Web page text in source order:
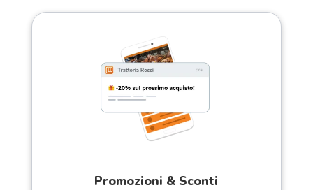
Promozioni & Sconti